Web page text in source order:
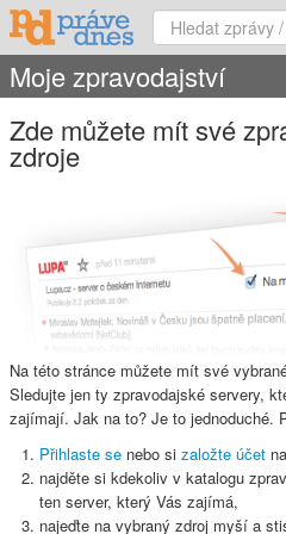
Moje zpravodajství
Zde můžete mít své
zdroje
Na této stránce můžete mít své
Sledujte jen ty zpravodajské servery,
zajímají. Jak na to? Je to jednoduché.
Přihlaste se nebo si založte účet
najděte si kdekoliv v katalogu
ten server, který Vás zajímá,
najeďte na vybraný zdroj myší a